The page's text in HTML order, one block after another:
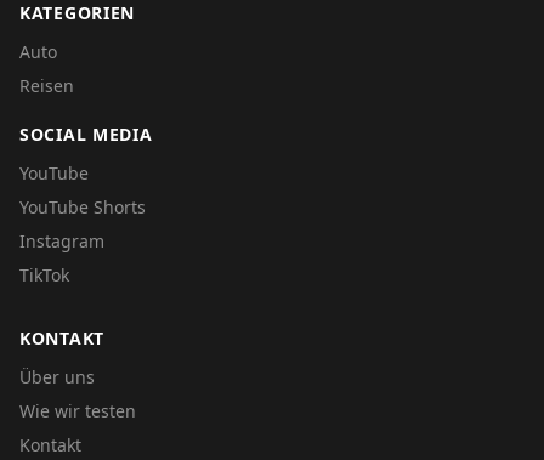
KATEGORIEN
Auto
Reisen
SOCIAL MEDIA
YouTube
YouTube Shorts
Instagram
TikTok
KONTAKT
Über uns
Wie wir testen
Kontakt